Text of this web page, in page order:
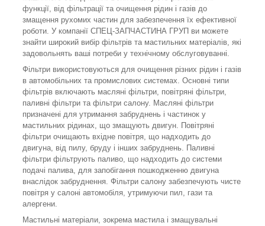
функції, від фільтрації та очищення рідин і газів до
змащення рухомих частин для забезпечення їх ефективної
роботи. У компанії СПЕЦ-ЗАПЧАСТИНА ГРУП ви можете
знайти широкий вибір фільтрів та мастильних матеріалів, які
задовольнять ваші потреби у технічному обслуговуванні.
Фільтри використовуються для очищення різних рідин і газів
в автомобільних та промислових системах. Основні типи
фільтрів включають масляні фільтри, повітряні фільтри,
паливні фільтри та фільтри салону. Масляні фільтри
призначені для утримання забруднень і частинок у
мастильних рідинах, що змащують двигун. Повітряні
фільтри очищають вхідне повітря, що надходить до
двигуна, від пилу, бруду і інших забруднень. Паливні
фільтри фільтрують паливо, що надходить до системи
подачі палива, для запобігання пошкодженню двигуна
внаслідок забруднення. Фільтри салону забезпечують чисте
повітря у салоні автомобіля, утримуючи пил, гази та
алергени.
Мастильні матеріали, зокрема мастила і змащувальні